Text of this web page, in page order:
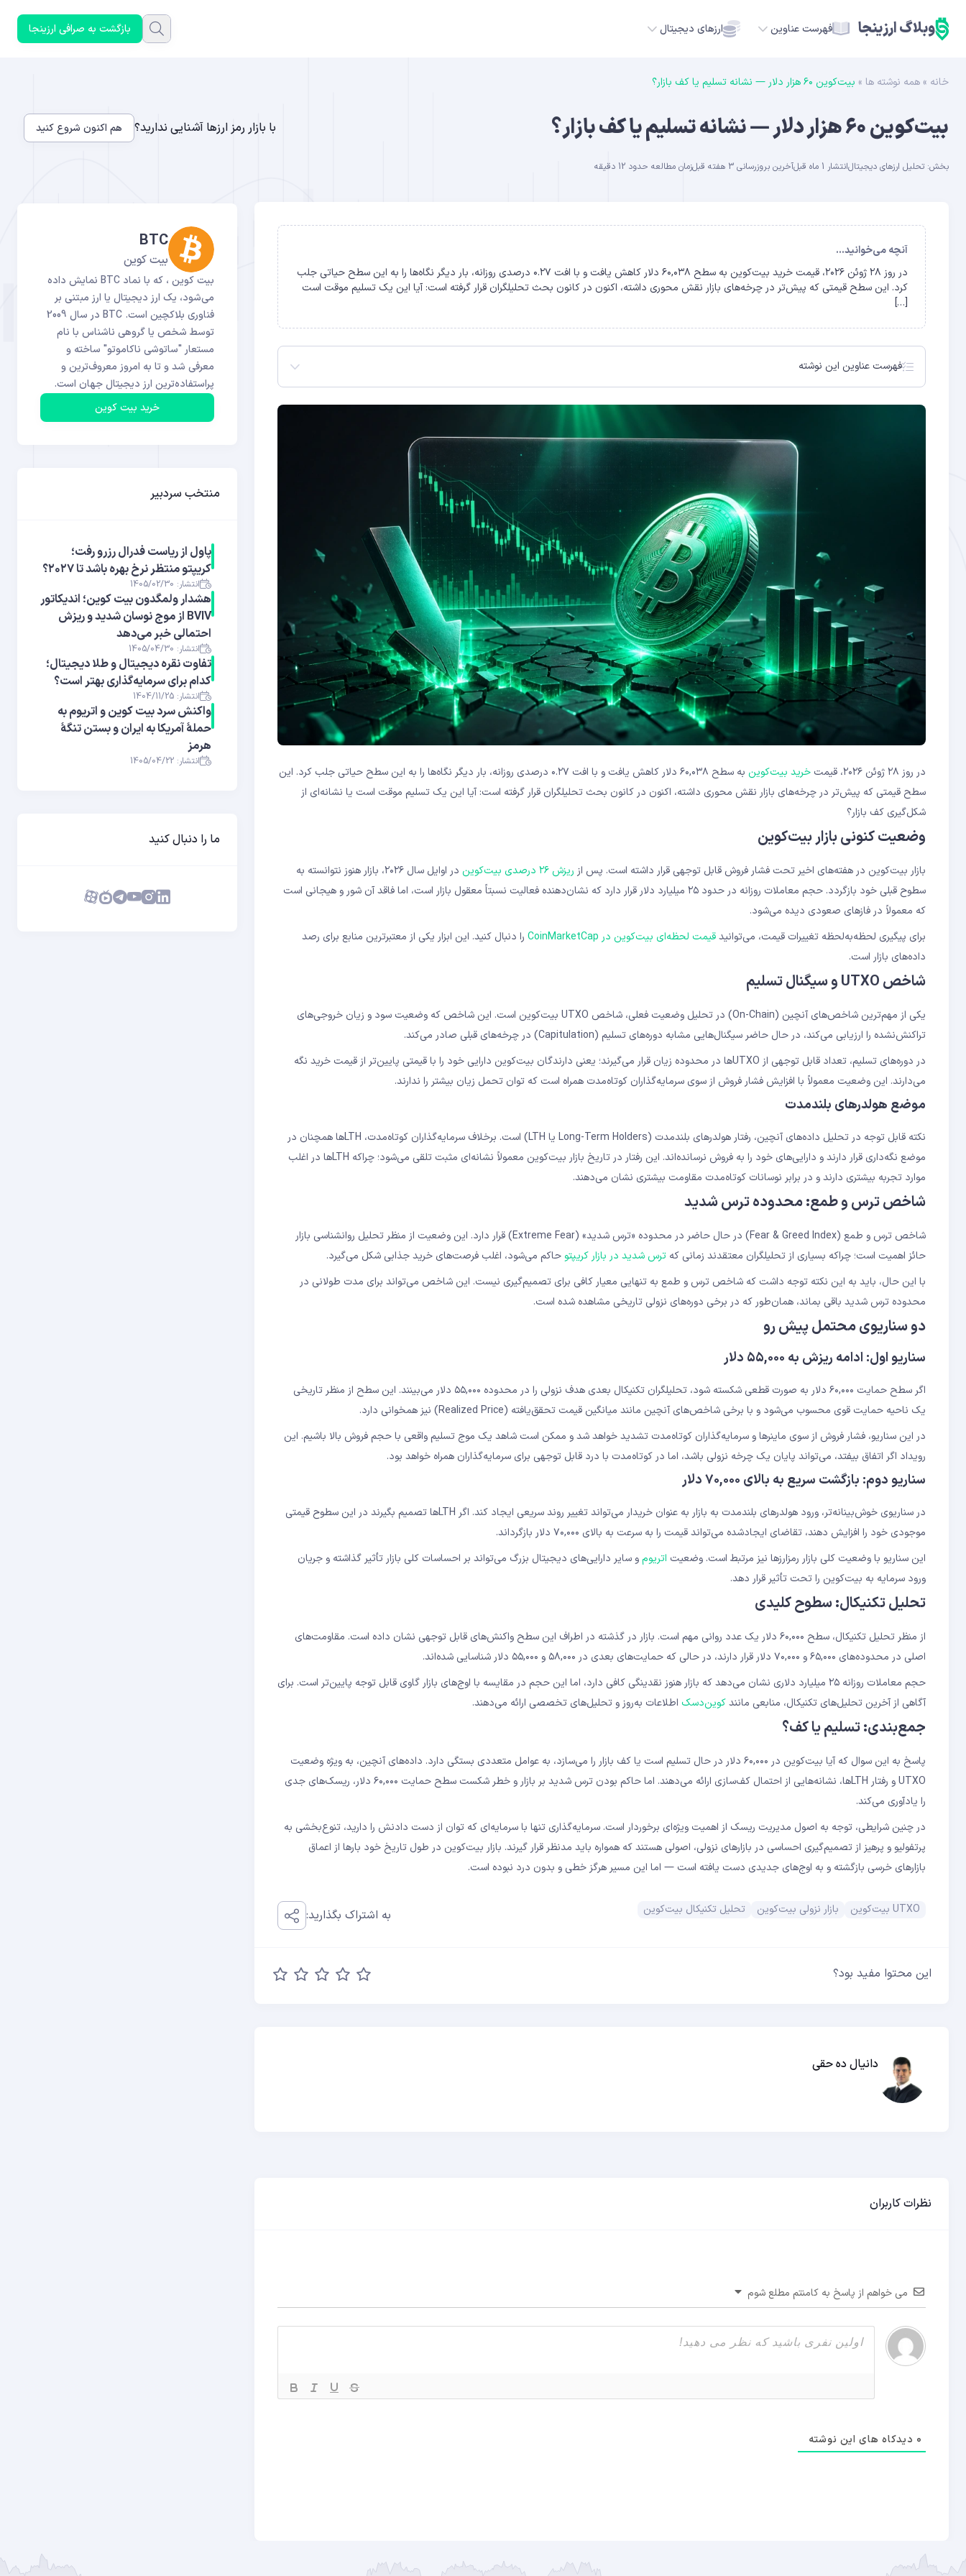
وبلاگ ارزینجا فهرست عناوین ارزهای دیجیتال
ADA
بازگشت به صرافی ارزینجا
خانه » همه نوشته ها » بیت‌کوین ۶۰ هزار دلار — نشانه تسلیم یا کف بازار؟
بیت‌کوین ۶۰ هزار دلار — نشانه تسلیم یا کف بازار؟ با بازار رمز ارزها آشنایی ندارید؟ هم اکنون شروع کنید
بخش: تحلیل ارزهای دیجیتالانتشار 1 ماه قبل آخرین بروزرسانی 3 هفته قبل زمان مطالعه حدود 12 دقیقه
آنچه می‌خوانید...
در روز ۲۸ ژوئن ۲۰۲۶، قیمت خرید بیت‌کوین به سطح ۶۰,۰۳۸ دلار کاهش یافت و با افت ۰.۲۷ درصدی روزانه، بار دیگر نگاه‌ها را به این سطح حیاتی جلب
کرد. این سطح قیمتی که پیش‌تر در چرخه‌های بازار نقش محوری داشته، اکنون در کانون بحث تحلیلگران قرار گرفته است: آیا این یک تسلیم موقت است
[…]
فهرست عناوین این نوشته
شاخص UTXO و سیگنال تسلیم
دو سناریوی محتمل پیش رو
تحلیل تکنیکال: سطوح کلیدی
جمع‌بندی: تسلیم یا کف؟
موضع هولدرهای بلندمدت
سناریو اول: ادامه ریزش به ۵۵,۰۰۰ دلار
سناریو دوم: بازگشت سریع به بالای ۷۰,۰۰۰ دلار
در روز ۲۸ ژوئن ۲۰۲۶، قیمت خرید بیت‌کوین
به سطح ۶۰,۰۳۸ دلار کاهش یافت و با افت ۰.۲۷ درصدی روزانه، بار دیگر نگاه‌ها را به این سطح حیاتی جلب کرد. این
سطح قیمتی که پیش‌تر در چرخه‌های بازار نقش محوری داشته، اکنون در کانون بحث تحلیلگران قرار گرفته است: آیا این یک تسلیم موقت است یا نشانه‌ای از
شکل‌گیری کف بازار؟
وضعیت کنونی بازار بیت‌کوین
بازار بیت‌کوین در هفته‌های اخیر تحت فشار فروش قابل توجهی قرار داشته است. پس از ریزش ۲۶ درصدی بیت‌کوین
در اوایل سال ۲۰۲۶، بازار هنوز نتوانسته به
سطوح قبلی خود بازگردد. حجم معاملات روزانه در حدود ۲۵ میلیارد دلار قرار دارد که نشان‌دهنده فعالیت نسبتاً معقول بازار است، اما فاقد آن شور و هیجانی است
که معمولاً در فازهای صعودی دیده می‌شود.
برای پیگیری لحظه‌به‌لحظه تغییرات قیمت، می‌توانیدقیمت لحظه‌ای بیت‌کوین در CoinMarketCap
را دنبال کنید. این ابزار یکی از معتبرترین منابع برای رصد
داده‌های بازار است.
شاخص UTXO و سیگنال تسلیم
یکی از مهم‌ترین شاخص‌های آنچین (On-Chain) در تحلیل وضعیت فعلی، شاخص UTXO بیت‌کوین است. این شاخص که وضعیت سود و زیان خروجی‌های
تراکنش‌نشده را ارزیابی می‌کند، در حال حاضر سیگنال‌هایی مشابه دوره‌های تسلیم (Capitulation) در چرخه‌های قبلی صادر می‌کند.
در دوره‌های تسلیم، تعداد قابل توجهی از UTXOها در محدوده زیان قرار می‌گیرند؛ یعنی دارندگان بیت‌کوین دارایی خود را با قیمتی پایین‌تر از قیمت خرید نگه
می‌دارند. این وضعیت معمولاً با افزایش فشار فروش از سوی سرمایه‌گذاران کوتاه‌مدت همراه است که توان تحمل زیان بیشتر را ندارند.
موضع هولدرهای بلندمدت
نکته قابل توجه در تحلیل داده‌های آنچین، رفتار هولدرهای بلندمدت (Long-Term Holders یا LTH) است. برخلاف سرمایه‌گذاران کوتاه‌مدت، LTHها همچنان در
موضع نگه‌داری قرار دارند و دارایی‌های خود را به فروش نرسانده‌اند. این رفتار در تاریخ بازار بیت‌کوین معمولاً نشانه‌ای مثبت تلقی می‌شود؛ چراکه LTHها در اغلب
موارد تجربه بیشتری دارند و در برابر نوسانات کوتاه‌مدت مقاومت بیشتری نشان می‌دهند.
شاخص ترس و طمع: محدوده ترس شدید
شاخص ترس و طمع (Fear & Greed Index) در حال حاضر در محدوده «ترس شدید» (Extreme Fear) قرار دارد. این وضعیت از منظر تحلیل روانشناسی بازار
حائز اهمیت است؛ چراکه بسیاری از تحلیلگران معتقدند زمانی که ترس شدید در بازار کریپتو حاکم می‌شود، اغلب فرصت‌های خرید جذابی شکل می‌گیرد.
با این حال، باید به این نکته توجه داشت که شاخص ترس و طمع به تنهایی معیار کافی برای تصمیم‌گیری نیست. این شاخص می‌تواند برای مدت طولانی در
محدوده ترس شدید باقی بماند، همان‌طور که در برخی دوره‌های نزولی تاریخی مشاهده شده است.
دو سناریوی محتمل پیش رو
سناریو اول: ادامه ریزش به ۵۵,۰۰۰ دلار
اگر سطح حمایت ۶۰,۰۰۰ دلار به صورت قطعی شکسته شود، تحلیلگران تکنیکال بعدی هدف نزولی را در محدوده ۵۵,۰۰۰ دلار می‌بینند. این سطح از منظر تاریخی
یک ناحیه حمایت قوی محسوب می‌شود و با برخی شاخص‌های آنچین مانند میانگین قیمت تحقق‌یافته (Realized Price) نیز همخوانی دارد.
در این سناریو، فشار فروش از سوی ماینرها و سرمایه‌گذاران کوتاه‌مدت تشدید خواهد شد و ممکن است شاهد یک موج تسلیم واقعی با حجم فروش بالا باشیم. این
رویداد اگر اتفاق بیفتد، می‌تواند پایان یک چرخه نزولی باشد، اما در کوتاه‌مدت با درد قابل توجهی برای سرمایه‌گذاران همراه خواهد بود.
سناریو دوم: بازگشت سریع به بالای ۷۰,۰۰۰ دلار
در سناریوی خوش‌بینانه‌تر، ورود هولدرهای بلندمدت به بازار به عنوان خریدار می‌تواند تغییر روند سریعی ایجاد کند. اگر LTHها تصمیم بگیرند در این سطوح قیمتی
موجودی خود را افزایش دهند، تقاضای ایجادشده می‌تواند قیمت را به سرعت به بالای ۷۰,۰۰۰ دلار بازگرداند.
این سناریو با وضعیت کلی بازار رمزارزها نیز مرتبط است. وضعیت اتریومو سایر دارایی‌های دیجیتال بزرگ می‌تواند بر احساسات کلی بازار تأثیر گذاشته و جریان
ورود سرمایه به بیت‌کوین را تحت تأثیر قرار دهد.
تحلیل تکنیکال: سطوح کلیدی
از منظر تحلیل تکنیکال، سطح ۶۰,۰۰۰ دلار یک عدد روانی مهم است. بازار در گذشته در اطراف این سطح واکنش‌های قابل توجهی نشان داده است. مقاومت‌های
اصلی در محدوده‌های ۶۵,۰۰۰ و ۷۰,۰۰۰ دلار قرار دارند، در حالی که حمایت‌های بعدی در ۵۸,۰۰۰ و ۵۵,۰۰۰ دلار شناسایی شده‌اند.
حجم معاملات روزانه ۲۵ میلیارد دلاری نشان می‌دهد که بازار هنوز نقدینگی کافی دارد، اما این حجم در مقایسه با اوج‌های بازار گاوی قابل توجه پایین‌تر است. برای
آگاهی از آخرین تحلیل‌های تکنیکال، منابعی مانندکوین‌دسک اطلاعات به‌روز و تحلیل‌های تخصصی ارائه می‌دهند.
جمع‌بندی: تسلیم یا کف؟
پاسخ به این سوال که آیا بیت‌کوین در ۶۰,۰۰۰ دلار در حال تسلیم است یا کف بازار را می‌سازد، به عوامل متعددی بستگی دارد. داده‌های آنچین، به ویژه وضعیت
UTXO و رفتار LTHها، نشانه‌هایی از احتمال کف‌سازی ارائه می‌دهند. اما حاکم بودن ترس شدید بر بازار و خطر شکست سطح حمایت ۶۰,۰۰۰ دلار، ریسک‌های جدی
را یادآوری می‌کند.
در چنین شرایطی، توجه به اصول مدیریت ریسک از اهمیت ویژه‌ای برخوردار است. سرمایه‌گذاری تنها با سرمایه‌ای که توان از دست دادنش را دارید، تنوع‌بخشی به
پرتفولیو و پرهیز از تصمیم‌گیری احساسی در بازارهای نزولی، اصولی هستند که همواره باید مدنظر قرار گیرند. بازار بیت‌کوین در طول تاریخ خود بارها از اعماق
بازارهای خرسی بازگشته و به اوج‌های جدیدی دست یافته است — اما این مسیر هرگز خطی و بدون درد نبوده است.
UTXO بیت‌کوین بازار نزولی بیت‌کوین تحلیل تکنیکال بیت‌کوین به اشتراک بگذارید:
این محتوا مفید بود؟
دانیال ده حقی
نظرات کاربران
می خواهم از پاسخ به کامنتم مطلع شوم
0 دیدکاه های این نوشته
BTC
بیت کوین
بیت کوین ، که با نماد BTC نمایش داده
می‌شود، یک ارز دیجیتال یا ارز مبتنی بر
فناوری بلاکچین است. BTC در سال 2009
توسط شخص یا گروهی ناشناس با نام
مستعار "ساتوشی ناکاموتو" ساخته و
معرفی شد و تا به امروز معروف‌ترین و
پراستفاده‌ترین ارز دیجیتال جهان است.
خرید بیت کوین
منتخب سردبیر
پاول از ریاست فدرال رزرو رفت؛
کریپتو منتظر نرخ بهره باشد تا ۲۰۲۷؟
انتشار: 1405/02/30
هشدار ولمگدون بیت کوین؛ اندیکاتور
BVIV از موج نوسان شدید و ریزش
احتمالی خبر می‌دهد
انتشار: 1405/04/30
تفاوت نقره دیجیتال و طلا دیجیتال؛
کدام برای سرمایه‌گذاری بهتر است؟
انتشار: 1404/11/25
واکنش سرد بیت کوین و اتریوم به
حملهٔ آمریکا به ایران و بستن تنگهٔ
هرمز
انتشار: 1405/04/22
ما را دنبال کنید